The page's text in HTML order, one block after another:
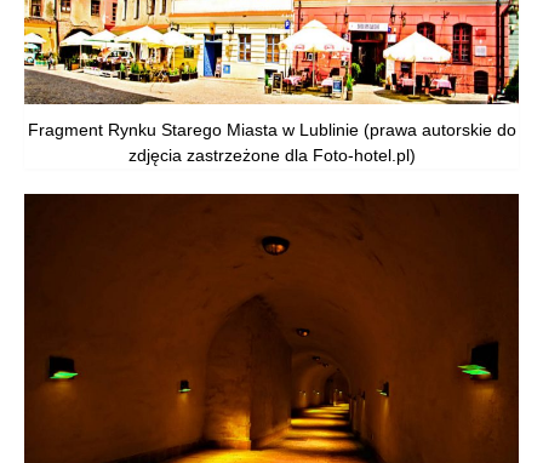
Fragment Rynku Starego Miasta w Lublinie (prawa autorskie do
zdjęcia zastrzeżone dla Foto-hotel.pl)